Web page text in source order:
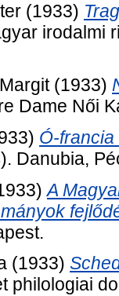
(1933)
irodalmi
(1933)
Dame Női
Ó-
Danubia,
A
(1933)
philologiai